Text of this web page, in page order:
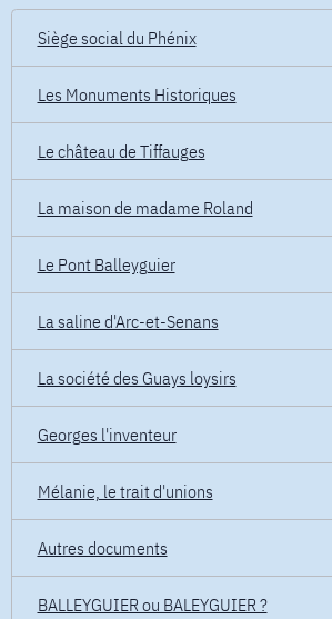
Siège social du Phénix
Les Monuments Historiques
Le château de Tiffauges
La maison de madame Roland
Le Pont Balleyguier
La saline d'Arc-et-Senans
La société des Guays loysirs
Georges l'inventeur
Mélanie, le trait d'unions
Autres documents
BALLEYGUIER ou BALEYGUIER ?